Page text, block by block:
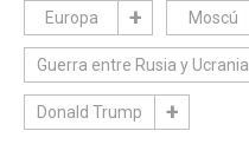
Europa Moscú
Guerra entre Rusia y Ucrania
Donald Trump